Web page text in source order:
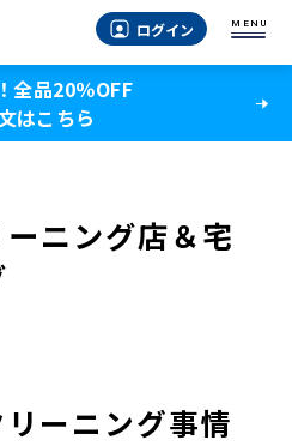
ログイン MENU
全品20％OFF
はこちら
ニング店＆宅
ーニング事情